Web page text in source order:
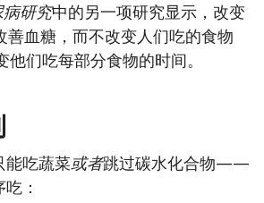
病研究中的另一项研究显示，改变
善血糖，而不改变人们吃的食物
们吃每部分食物的时间。
能吃蔬菜或者跳过碳水化合物——
：